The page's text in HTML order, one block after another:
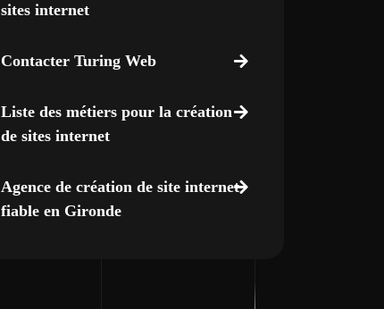
sites internet
Contacter Turing Web
Liste des métiers pour la création
de sites internet
Agence de création de site internet
fiable en Gironde